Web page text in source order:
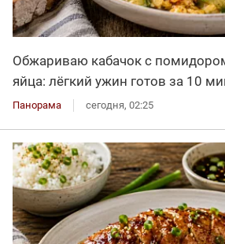
Обжариваю кабачок с
яйца: лёгкий ужин готов за 10
Панорама сегодня, 02:25